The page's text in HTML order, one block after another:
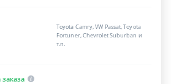
Toyota Camry, VW Passat, Toyota
Fortuner, Chevrolet Suburban и
т.п.